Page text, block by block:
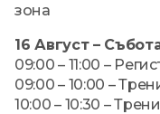
зона
16 Август –
09:00 – 11:00 –
09:00 – 10:00 –
10:00 – 10:30 –